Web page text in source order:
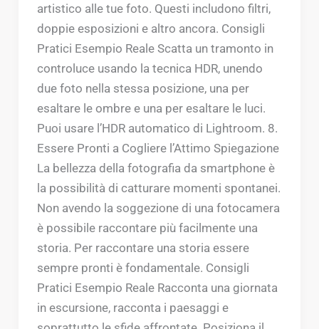
artistico alle tue foto. Questi includono filtri,
doppie esposizioni e altro ancora. Consigli
Pratici Esempio Reale Scatta un tramonto in
controluce usando la tecnica HDR, unendo
due foto nella stessa posizione, una per
esaltare le ombre e una per esaltare le luci.
Puoi usare l’HDR automatico di Lightroom. 8.
Essere Pronti a Cogliere l’Attimo Spiegazione
La bellezza della fotografia da smartphone è
la possibilità di catturare momenti spontanei.
Non avendo la soggezione di una fotocamera
è possibile raccontare più facilmente una
storia. Per raccontare una storia essere
sempre pronti è fondamentale. Consigli
Pratici Esempio Reale Racconta una giornata
in escursione, racconta i paesaggi e